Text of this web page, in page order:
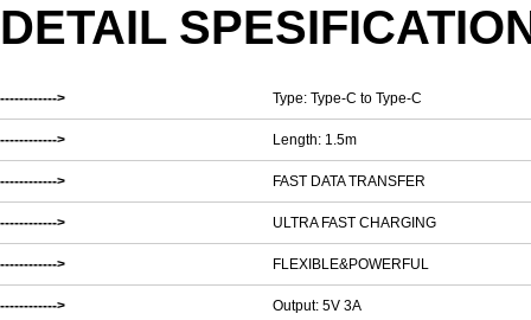
DETAIL
------------> Type: Type-C to Type-C
------------> Length: 1.5m
------------> FAST DATA TRANSFER
------------> ULTRA FAST CHARGING
------------> FLEXIBLE&POWERFUL
------------> Output: 5V 3A